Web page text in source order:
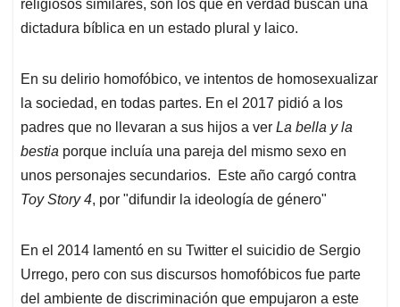
religiosos similares, son los que en verdad buscan una
dictadura bíblica en un estado plural y laico.
En su delirio homofóbico, ve intentos de homosexualizar
la sociedad, en todas partes. En el 2017 pidió a los
padres que no llevaran a sus hijos a ver La bella y la
bestia porque incluía una pareja del mismo sexo en
unos personajes secundarios. Este año cargó contra
Toy Story 4, por "difundir la ideología de género"
En el 2014 lamentó en su Twitter el suicidio de Sergio
Urrego, pero con sus discursos homofóbicos fue parte
del ambiente de discriminación que empujaron a este